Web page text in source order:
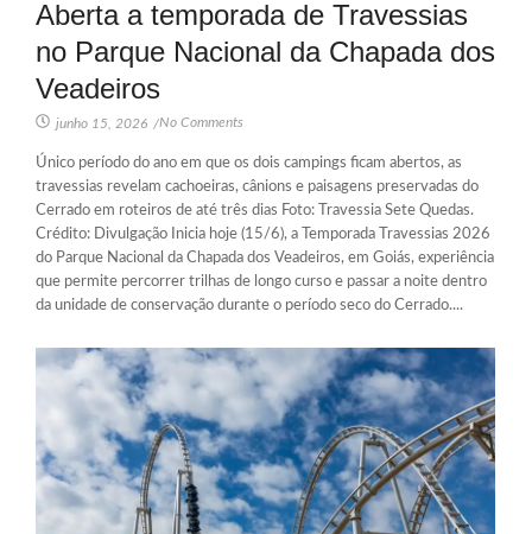
Aberta a temporada de Travessias
no Parque Nacional da Chapada dos
Veadeiros
junho 15, 2026 /No Comments
Único período do ano em que os dois campings ficam abertos, as
travessias revelam cachoeiras, cânions e paisagens preservadas do
Cerrado em roteiros de até três dias Foto: Travessia Sete Quedas.
Crédito: Divulgação Inicia hoje (15/6), a Temporada Travessias 2026
do Parque Nacional da Chapada dos Veadeiros, em Goiás, experiência
que permite percorrer trilhas de longo curso e passar a noite dentro
da unidade de conservação durante o período seco do Cerrado....